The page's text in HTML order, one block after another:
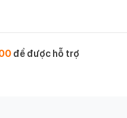
để được hỗ trợ